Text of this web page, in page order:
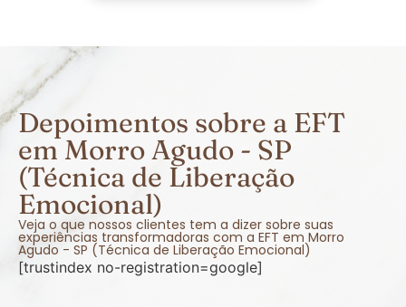
Depoimentos sobre a EFT
em Morro Agudo - SP
(Técnica de Liberação
Emocional)
Veja o que nossos clientes tem a dizer sobre suas
experiências transformadoras com a EFT em Morro
Agudo - SP (Técnica de Liberação Emocional)
[trustindex no-registration=google]